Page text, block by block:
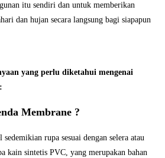
itu sendiri dan untuk memberikan
dan hujan secara langsung bagi siapapun
yang perlu diketahui mengenai
Membrane ?
rupa sesuai dengan selera atau
kain sintetis PVC, yang merupakan bahan